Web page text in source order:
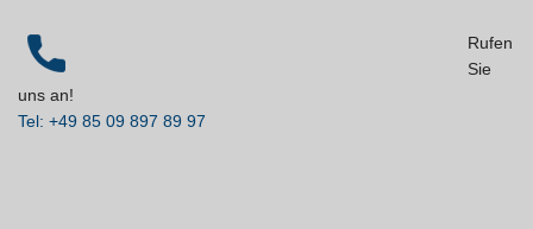
Rufen
Sie
uns an!
Tel: +49 85 09 897 89 97